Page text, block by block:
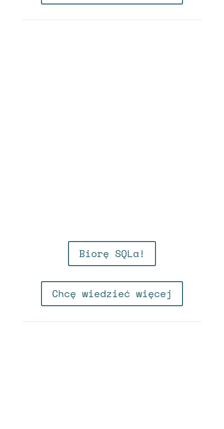
Biorę SQLa!
Chcę wiedzieć więcej